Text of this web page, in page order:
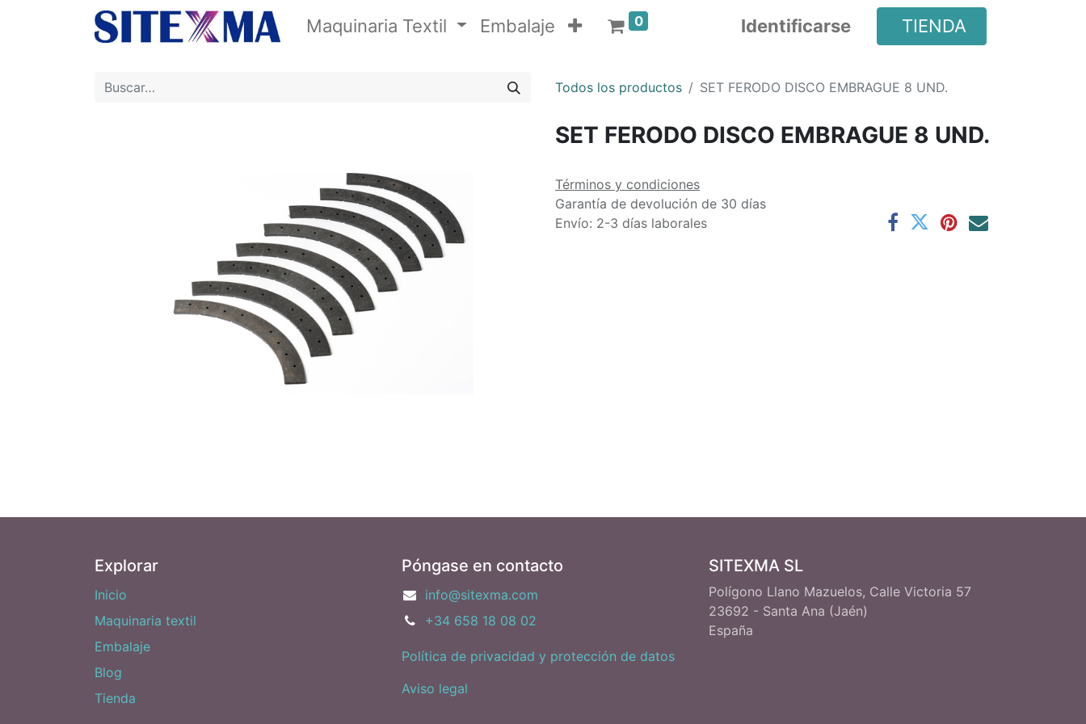
Maquinaria Textil Embalaje 0 Identificarse TIENDA
Todos los productos SET FERODO DISCO EMBRAGUE 8 UND.
SET FERODO DISCO EMBRAGUE 8 UND.
Términos y condiciones
Garantía de devolución de 30 días
Envío: 2-3 días laborales
Explorar
Inicio
Maquinaria textil
Embalaje
Blog
Tienda
Póngase en contacto
info@sitexma.com
+34 658 18 08 02
Política de privacidad y protección de datos
Aviso legal
SITEXMA SL
Polígono Llano Mazuelos, Calle Victoria 57
23692 - Santa Ana (Jaén)
España